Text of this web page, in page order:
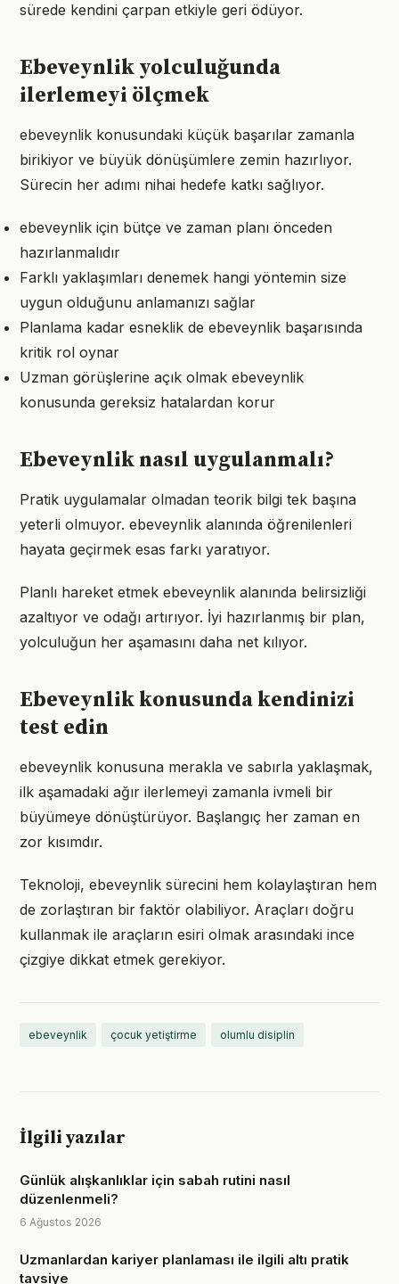
sürede kendini çarpan etkiyle geri ödüyor.
Ebeveynlik yolculuğunda
ilerlemeyi ölçmek
ebeveynlik konusundaki küçük başarılar zamanla
birikiyor ve büyük dönüşümlere zemin hazırlıyor.
Sürecin her adımı nihai hedefe katkı sağlıyor.
ebeveynlik için bütçe ve zaman planı önceden
hazırlanmalıdır
Farklı yaklaşımları denemek hangi yöntemin size
uygun olduğunu anlamanızı sağlar
Planlama kadar esneklik de ebeveynlik başarısında
kritik rol oynar
Uzman görüşlerine açık olmak ebeveynlik
konusunda gereksiz hatalardan korur
Ebeveynlik nasıl uygulanmalı?
Pratik uygulamalar olmadan teorik bilgi tek başına
yeterli olmuyor. ebeveynlik alanında öğrenilenleri
hayata geçirmek esas farkı yaratıyor.
Planlı hareket etmek ebeveynlik alanında belirsizliği
azaltıyor ve odağı artırıyor. İyi hazırlanmış bir plan,
yolculuğun her aşamasını daha net kılıyor.
Ebeveynlik konusunda kendinizi
test edin
ebeveynlik konusuna merakla ve sabırla yaklaşmak,
ilk aşamadaki ağır ilerlemeyi zamanla ivmeli bir
büyümeye dönüştürüyor. Başlangıç her zaman en
zor kısımdır.
Teknoloji, ebeveynlik sürecini hem kolaylaştıran hem
de zorlaştıran bir faktör olabiliyor. Araçları doğru
kullanmak ile araçların esiri olmak arasındaki ince
çizgiye dikkat etmek gerekiyor.
ebeveynlik çocuk yetiştirme olumlu disiplin
İlgili yazılar
Günlük alışkanlıklar için sabah rutini nasıl
düzenlenmeli?
6 Ağustos 2026
Uzmanlardan kariyer planlaması ile ilgili altı pratik
tavsiye